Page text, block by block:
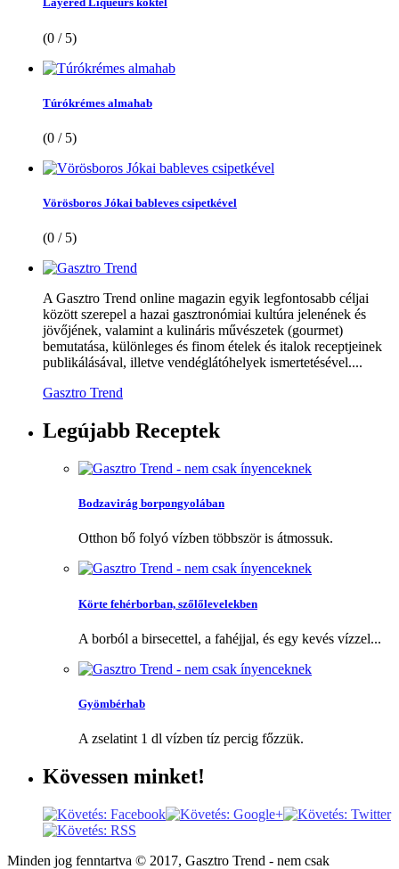
(0 / 5)
Túrókrémes almahab
(0 / 5)
Vörösboros Jókai bableves csipetkével
(0 / 5)
A Gasztro Trend online magazin egyik legfontosabb céljai
között szerepel a hazai gasztronómiai kultúra jelenének és
jövőjének, valamint a kulináris művészetek (gourmet)
bemutatása, különleges és finom ételek és italok receptjeinek
publikálásával, illetve vendéglátóhelyek ismertetésével....
Gasztro Trend
Legújabb Receptek
Bodzavirág borpongyolában
Otthon bő folyó vízben többször is átmossuk.
Körte fehérborban, szőlőlevelekben
A borból a birsecettel, a fahéjjal, és egy kevés vízzel...
Gyömbérhab
A zselatint 1 dl vízben tíz percig főzzük.
Kövessen minket!
Minden jog fenntartva © 2017, Gasztro Trend - nem csak